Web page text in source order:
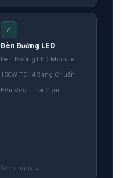
✓
Đèn Đường LED
Đèn Đường LED Module
150W TD14 Sáng Chuẩn,
Bền Vượt Thời Gian